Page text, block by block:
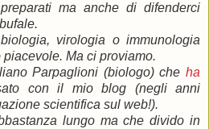
ma anche di difenderci
virologia o immunologia
Ma ci proviamo.
Parpaglioni (biologo) che ha
con il mio blog (negli anni
scientifica sul web!).
lungo ma che divido in